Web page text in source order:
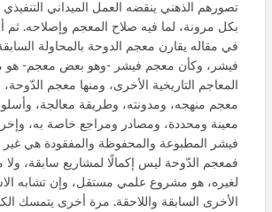
تصورهم الذهني ينقضه العمل الميداني
بكل مرونة، لما فيه صلاح المعجم وإصلاحه. ثم
في مقاله يقارن معجم الدوحة بالمحاولة
فيشر، وكأن معجم فيشر -وهو بعض معجم- هو
المعاجم التاريخية الأخرى، ومنها معجم
معجم منهجه، ومدونته، وطريقة معالجة،
معينة ومحددة، ومصادر ومراجع خاصة به،
فيشر المطبوعة والمحفوظة والمفقودة هي
فمعجم الدّوحة ليس إكمالًا لمشاريع سابقة، ولا
لغيره، هو مشروع علمي مستقل، وإن تشابه
الأخرى السابقة واللاحقة. مرة أخرى يتمسك